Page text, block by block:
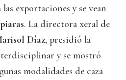
exportaciones y se vean
. La directora xeral de
Díaz, presidió la
y se mostró
modalidades de caza